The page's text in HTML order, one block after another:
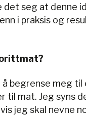
det seg at denne
i praksis og
å begrense meg
til mat. Jeg syns
jeg skal nevne